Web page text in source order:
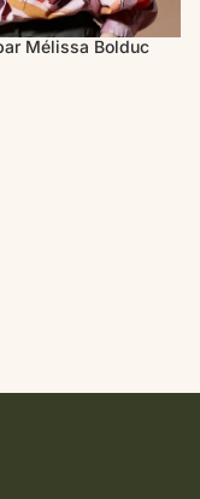
Mélissa Bolduc